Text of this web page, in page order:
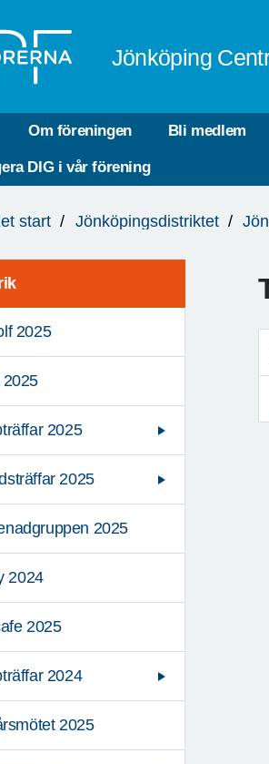
Jönköping
Om föreningen Bli medlem
DIG i vår förening
start Jönköpingsdistriktet
2025
2025
2025
2025
2025
2024
2025
2024
2025